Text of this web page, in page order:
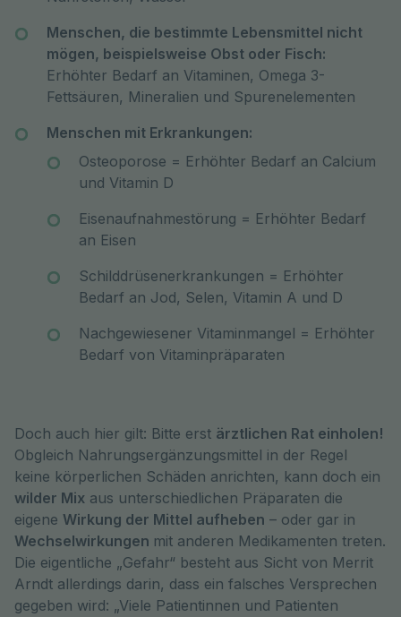
Menschen, die bestimmte Lebensmittel nicht
mögen, beispielsweise Obst oder Fisch:
Erhöhter Bedarf an Vitaminen, Omega 3-
Fettsäuren, Mineralien und Spurenelementen
Menschen mit Erkrankungen:
Osteoporose = Erhöhter Bedarf an Calcium
und Vitamin D
Eisenaufnahmestörung = Erhöhter Bedarf
an Eisen
Schilddrüsenerkrankungen = Erhöhter
Bedarf an Jod, Selen, Vitamin A und D
Nachgewiesener Vitaminmangel = Erhöhter
Bedarf von Vitaminpräparaten
Doch auch hier gilt: Bitte erst ärztlichen Rat einholen!
Obgleich Nahrungsergänzungsmittel in der Regel
keine körperlichen Schäden anrichten, kann doch ein
wilder Mix aus unterschiedlichen Präparaten die
eigene Wirkung der Mittel aufheben – oder gar in
Wechselwirkungen mit anderen Medikamenten treten.
Die eigentliche „Gefahr“ besteht aus Sicht von Merrit
Arndt allerdings darin, dass ein falsches Versprechen
gegeben wird: „Viele Patientinnen und Patienten